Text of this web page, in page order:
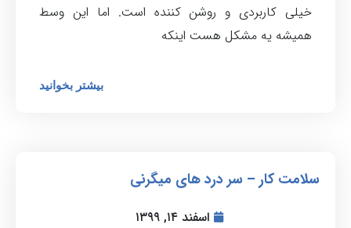
خیلی کاربردی و روشن کننده است. اما این وسط
همیشه یه مشکل هست اینکه
بیشتر بخوانید
سلامت کار – سر درد های میگرنی
اسفند ۱۴, ۱۳۹۹